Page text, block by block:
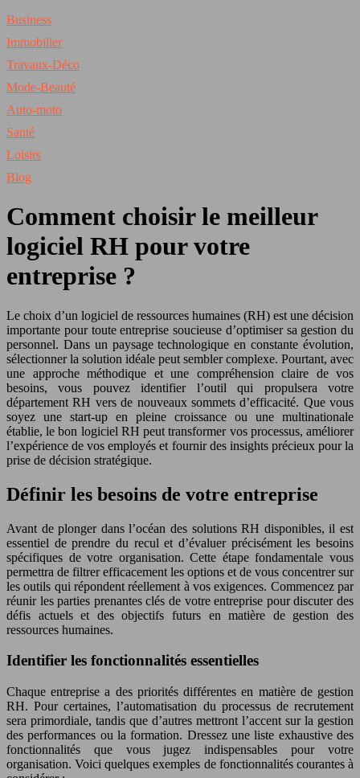
Business
Immobilier
Travaux-Déco
Mode-Beauté
Auto-moto
Santé
Loisirs
Blog
Comment choisir le meilleur
logiciel RH pour votre
entreprise ?
Le choix d’un logiciel de ressources humaines (RH) est une décision
importante pour toute entreprise soucieuse d’optimiser sa gestion du
personnel. Dans un paysage technologique en constante évolution,
sélectionner la solution idéale peut sembler complexe. Pourtant, avec
une approche méthodique et une compréhension claire de vos
besoins, vous pouvez identifier l’outil qui propulsera votre
département RH vers de nouveaux sommets d’efficacité. Que vous
soyez une start-up en pleine croissance ou une multinationale
établie, le bon logiciel RH peut transformer vos processus, améliorer
l’expérience de vos employés et fournir des insights précieux pour la
prise de décision stratégique.
Définir les besoins de votre entreprise
Avant de plonger dans l’océan des solutions RH disponibles, il est
essentiel de prendre du recul et d’évaluer précisément les besoins
spécifiques de votre organisation. Cette étape fondamentale vous
permettra de filtrer efficacement les options et de vous concentrer sur
les outils qui répondent réellement à vos exigences. Commencez par
réunir les parties prenantes clés de votre entreprise pour discuter des
défis actuels et des objectifs futurs en matière de gestion des
ressources humaines.
Identifier les fonctionnalités essentielles
Chaque entreprise a des priorités différentes en matière de gestion
RH. Pour certaines, l’automatisation du processus de recrutement
sera primordiale, tandis que d’autres mettront l’accent sur la gestion
des performances ou la formation. Dressez une liste exhaustive des
fonctionnalités que vous jugez indispensables pour votre
organisation. Voici quelques exemples de fonctionnalités courantes à